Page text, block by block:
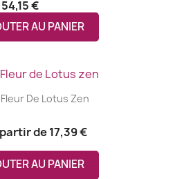
54,15 €
AU PANIER
De Lotus Zen
de17,39 €
AU PANIER